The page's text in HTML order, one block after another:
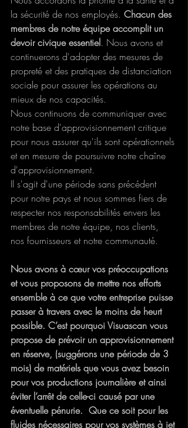
la sécurité de nos employés. Chacun des
membres de notre équipe accomplit un
devoir civique essentiel. Nous avons et
continuerons d'adopter des mesures de
propreté et des pratiques de distanciation
sociale pour assurer les opérations au
mieux de nos capacités.
Nous continuons de communiquer avec
notre base d'approvisionnement critique
pour nous assurer qu'ils sont opérationnels
et en mesure de poursuivre notre chaîne
d'approvisionnement.
Il s'agit d'une période sans précédent
pour notre pays et nous sommes fiers de
respecter nos responsabilités envers les
membres de notre équipe, nos clients,
nos fournisseurs et notre communauté.
Nous avons à cœur vos préoccupations
et vous proposons de mettre nos efforts
ensemble à ce que votre entreprise puisse
passer à travers avec le moins de heurt
possible. C’est pourquoi Visuascan vous
propose de prévoir un approvisionnement
en réserve, (suggérons une période de 3
mois) de matériels que vous avez besoin
pour vos productions journalière et ainsi
éviter l’arrêt de celle-ci causé par une
éventuelle pénurie.  Que ce soit pour les
fluides nécessaires pour vos systèmes à jet